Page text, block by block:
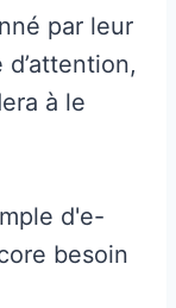
par leur
à le
d'e-
besoin